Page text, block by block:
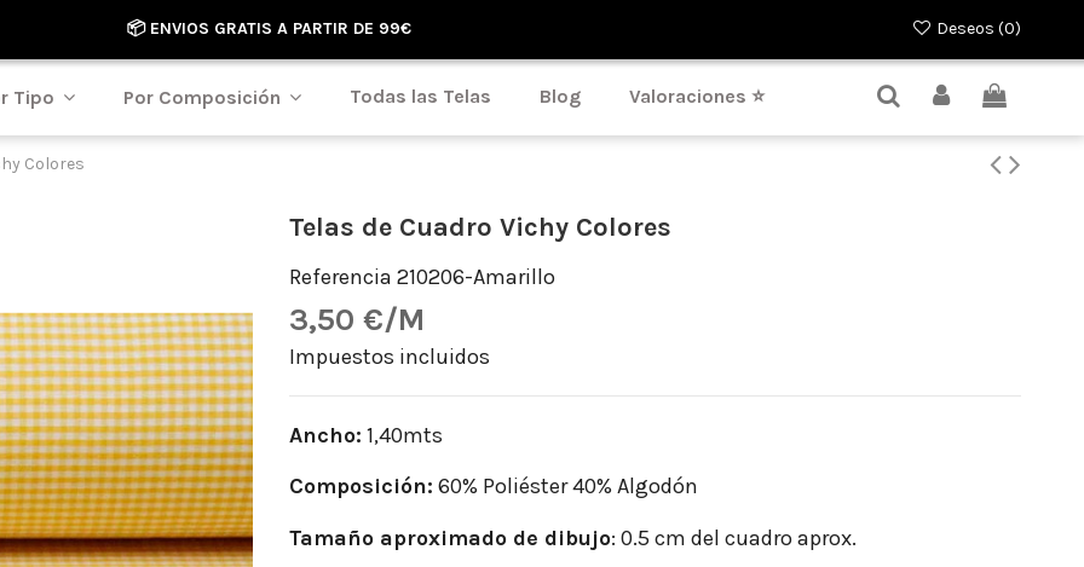
📦 ENVIOS GRATIS A PARTIR DE 99€ Deseos (0)
Tipo Por Composición Todas las Telas Blog Valoraciones ⭐
Colores
Telas de Cuadro Vichy Colores
Referencia 210206-Amarillo
3,50 €/M
Impuestos incluidos
Ancho: 1,40mts
Composición: 60% Poliéster 40% Algodón
Tamaño aproximado de dibujo: 0.5 cm del cuadro aprox.